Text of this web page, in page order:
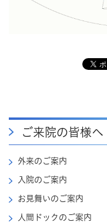
ご来院の皆様へ
外来のご案内
入院のご案内
お見舞いのご案内
人間ドックのご案内